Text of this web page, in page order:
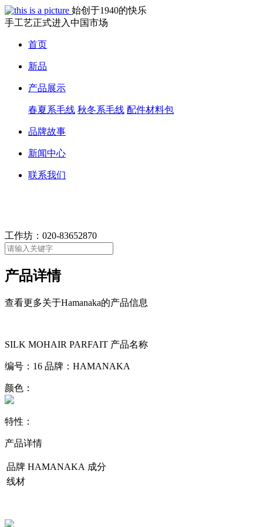
始创于1940的快乐
手工艺正式进入中国市场
首页
新品
产品展示
春夏系毛线 秋冬系毛线 配件材料包
品牌故事
新闻中心
联系我们
工作坊： 020-83652870
产品详情
查看更多关于Hamanaka的产品信息
SILK MOHAIR PARFAIT 产品名称
编号： 16 品牌： HAMANAKA
颜色：
特性：
产品详情
品牌 HAMANAKA 成分
线材